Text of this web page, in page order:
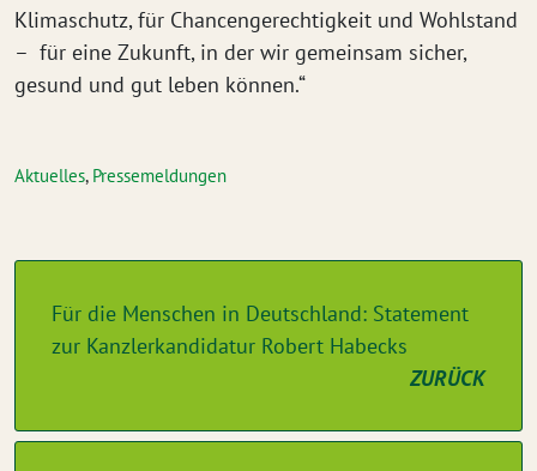
Klimaschutz, für Chancengerechtigkeit und Wohlstand
– für eine Zukunft, in der wir gemeinsam sicher,
gesund und gut leben können.“
Aktuelles, Pressemeldungen
Für die Menschen in Deutschland: Statement
zur Kanzlerkandidatur Robert Habecks
ZURÜCK